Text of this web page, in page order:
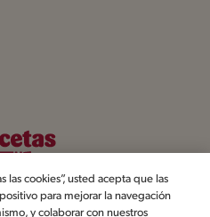
las cookies”, usted acepta que las
para mejorar la navegación
y colaborar con nuestros